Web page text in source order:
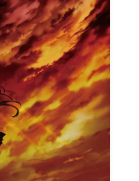
Псевдодокументальный
Роуд-муви
Ситком
Стимпанк
Турецкий сериал
Экранизация
TeleSynch